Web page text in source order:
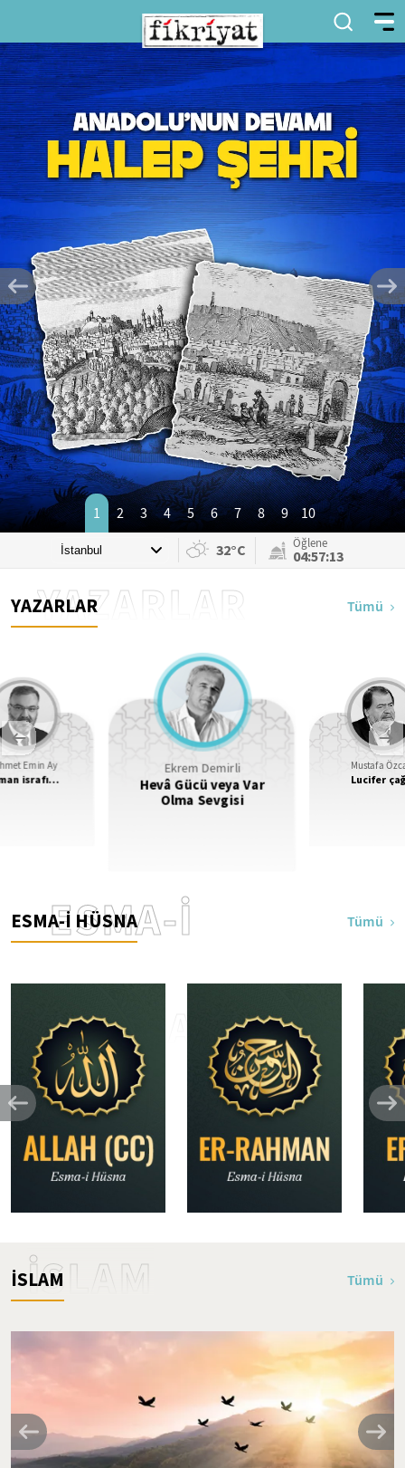
1 2 3 4 5 6 7 8 9 10
32°C Öğlene
04:57:11
YAZARLAR
YAZARLAR Tümü
Emin Ay
israfı…
Ekrem Demirli
Hevâ Gücü veya Var
Olma Sevgisi
Mustafa
Lucifer
ESMA-İ HÜSNA
ESMA-İ
HÜSNA
Tümü
İSLAM
İSLAM Tümü